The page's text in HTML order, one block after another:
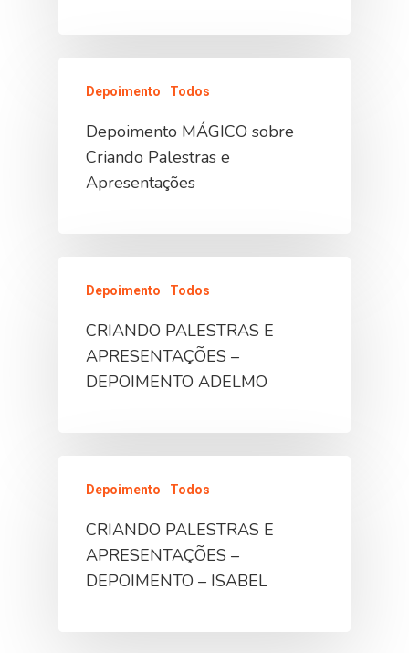
Depoimento Todos
Depoimento MÁGICO sobre
Criando Palestras e
Apresentações
Depoimento Todos
CRIANDO PALESTRAS E
APRESENTAÇÕES –
DEPOIMENTO ADELMO
Depoimento Todos
CRIANDO PALESTRAS E
APRESENTAÇÕES –
DEPOIMENTO – ISABEL